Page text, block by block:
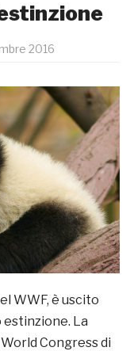
2016
WWF, è uscito
estinzione. La
Congress di